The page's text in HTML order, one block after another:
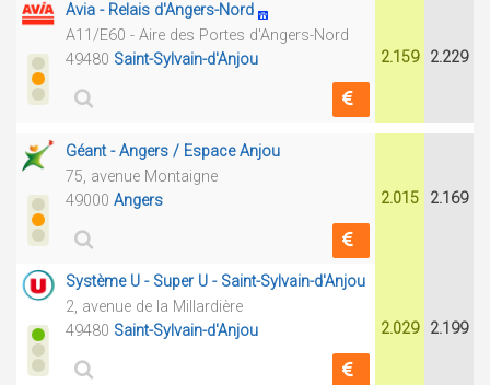
Avia - Relais d'Angers-Nord
A11/E60 - Aire des Portes d'Angers-Nord
49480 Saint-Sylvain-d'Anjou 2.159 2.229
Géant - Angers / Espace Anjou
75, avenue Montaigne
49000 Angers 2.015 2.169
Système U - Super U - Saint-Sylvain-d'Anjou
2, avenue de la Millardière
49480 Saint-Sylvain-d'Anjou 2.029 2.199